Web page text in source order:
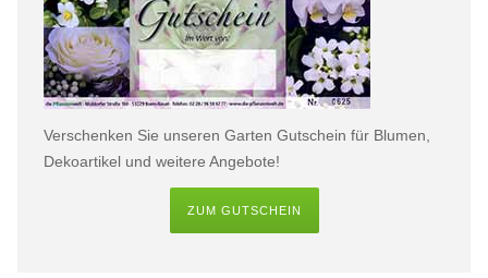
Verschenken Sie unseren Garten Gutschein für Blumen,
Dekoartikel und weitere Angebote!
ZUM GUTSCHEIN